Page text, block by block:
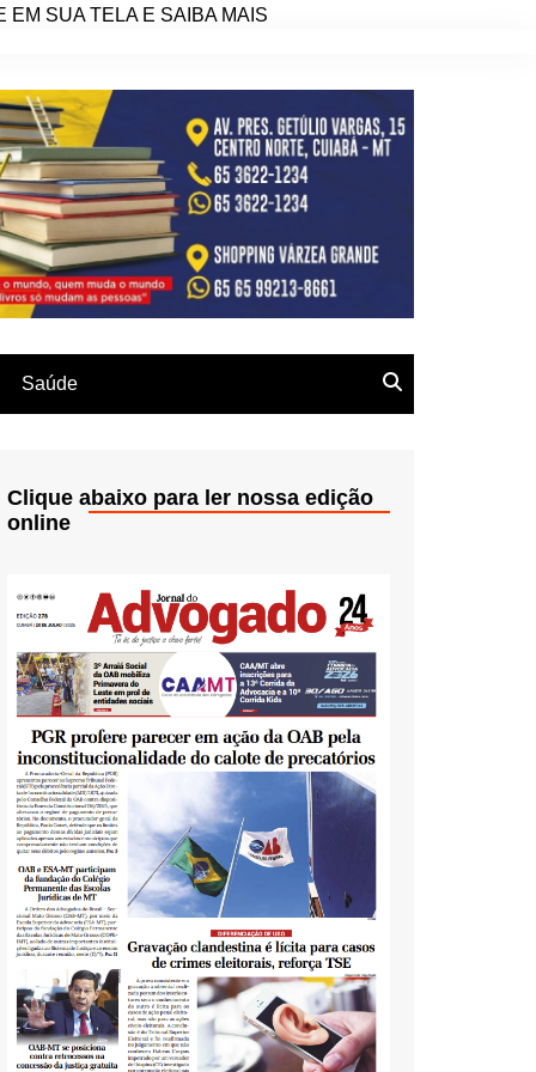
SUA TELA E SAIBA MAIS
Saúde
Clique abaixo para ler nossa edição
online